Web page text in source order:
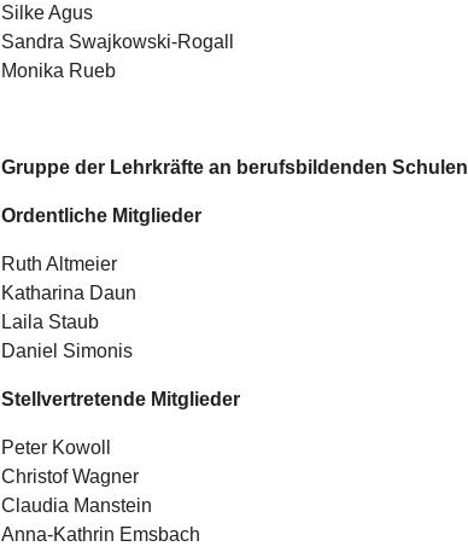
Silke Agus
Sandra Swajkowski-Rogall
Monika Rueb
Gruppe der Lehrkräfte an berufsbildenden Schulen
Ordentliche Mitglieder
Ruth Altmeier
Katharina Daun
Laila Staub
Daniel Simonis
Stellvertretende Mitglieder
Peter Kowoll
Christof Wagner
Claudia Manstein
Anna-Kathrin Emsbach